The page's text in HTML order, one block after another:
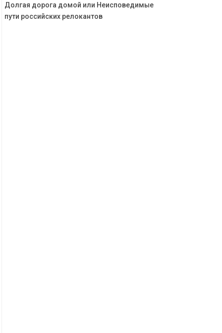
Долгая дорога домой или Неисповедимые
пути российских релокантов